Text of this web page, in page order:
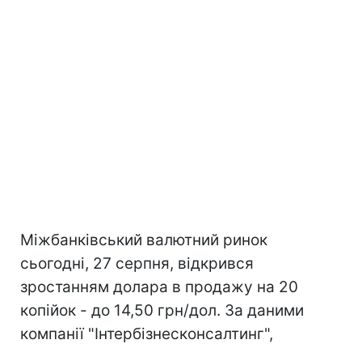
Міжбанківський валютний ринок
сьогодні, 27 серпня, відкрився
зростанням долара в продажу на 20
копійок - до 14,50 грн/дол. За даними
компанії "Інтербізнесконсалтинг",